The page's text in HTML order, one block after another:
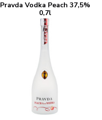
Pravda Vodka Peach 37,5%
0,7l